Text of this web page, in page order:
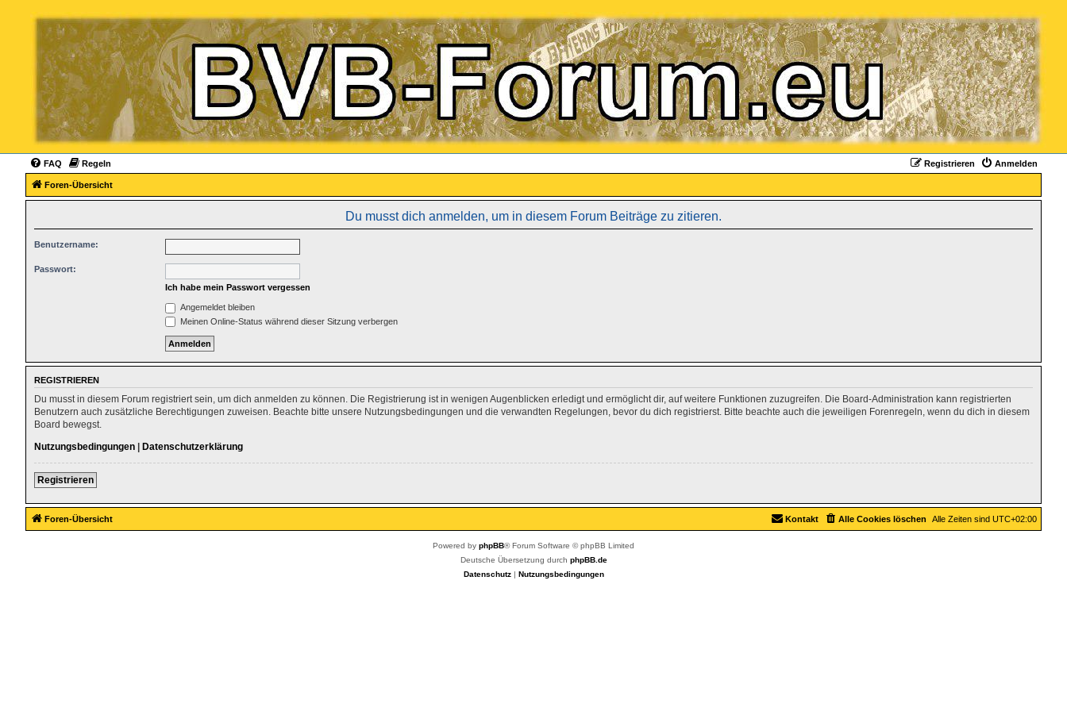
FAQ Regeln Anmelden
Registrieren
Foren-Übersicht
Du musst dich anmelden, um in diesem Forum Beiträge zu zitieren.
Benutzername:
Passwort:
Ich habe mein Passwort vergessen
Angemeldet bleiben
Meinen Online-Status während dieser Sitzung verbergen
REGISTRIEREN
Du musst in diesem Forum registriert sein, um dich anmelden zu können. Die Registrierung ist in wenigen Augenblicken erledigt und ermöglicht dir, auf weitere Funktionen zuzugreifen. Die Board-Administration kann registrierten
Benutzern auch zusätzliche Berechtigungen zuweisen. Beachte bitte unsere Nutzungsbedingungen und die verwandten Regelungen, bevor du dich registrierst. Bitte beachte auch die jeweiligen Forenregeln, wenn du dich in diesem
Board bewegst.
Nutzungsbedingungen | Datenschutzerklärung
Registrieren
Foren-Übersicht Alle Zeiten sind UTC+02:00
Alle Cookies löschen
Kontakt
Powered by phpBB® Forum Software © phpBB Limited
Deutsche Übersetzung durch phpBB.de
Datenschutz| Nutzungsbedingungen